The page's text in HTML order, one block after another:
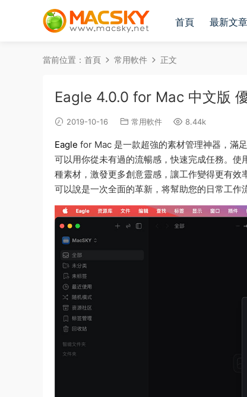
首頁 最新文章
當前位置： 首頁 常用軟件 正文
Eagle 4.0.0 for Mac 中文版
2019-10-16 常用軟件 8.44k
Eagle for Mac 是一款超強的素材管理神器，滿
可以用你從未有過的流暢感，快速完成任務。
種素材，激發更多創意靈感，讓工作變得更有
可以說是一次全面的革新，将幫助您的日常工作